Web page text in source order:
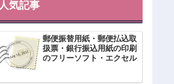
人気記事
郵便振替用紙・郵便払込取
扱票・銀行振込用紙の印刷
のフリーソフト・エクセル